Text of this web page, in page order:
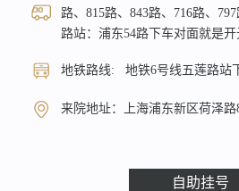
路、815路、843路、716路、
路站：浦东54路下车对面就是
地铁路线: 地铁6号线五莲路站
来院地址：上海浦东新区荷泽路
自助挂号